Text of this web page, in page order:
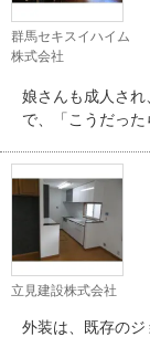
群馬セキスイハイム
株式会社
娘さんも成人さ
で、「こうだった
て、Ａ様ご家族の
た！
立見建設株式会社
外装は、既存の